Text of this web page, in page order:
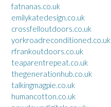
fatnanas.co.uk
emilykatedesign.co.uk
crossfelloutdoors.co.uk
yorkroadreconditioned.co.uk
rfrankoutdoors.co.uk
teaparentrepeat.co.uk
thegenerationhub.co.uk
talkingmagpie.co.uk
humancotton.co.uk